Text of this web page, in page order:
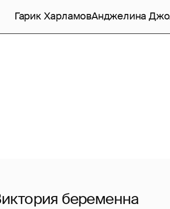
Гарик ХарламовАнджелина
беременна